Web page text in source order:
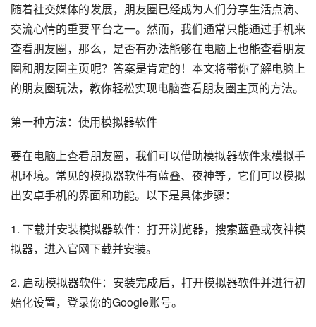
随着社交媒体的发展，朋友圈已经成为人们分享生活点滴、
交流心情的重要平台之一。然而，我们通常只能通过手机来
查看朋友圈，那么，是否有办法能够在电脑上也能查看朋友
圈和朋友圈主页呢？答案是肯定的！本文将带你了解电脑上
的朋友圈玩法，教你轻松实现电脑查看朋友圈主页的方法。
第一种方法：使用模拟器软件
要在电脑上查看朋友圈，我们可以借助模拟器软件来模拟手
机环境。常见的模拟器软件有蓝叠、夜神等，它们可以模拟
出安卓手机的界面和功能。以下是具体步骤：
1. 下载并安装模拟器软件：打开浏览器，搜索蓝叠或夜神模
拟器，进入官网下载并安装。
2. 启动模拟器软件：安装完成后，打开模拟器软件并进行初
始化设置，登录你的Google账号。